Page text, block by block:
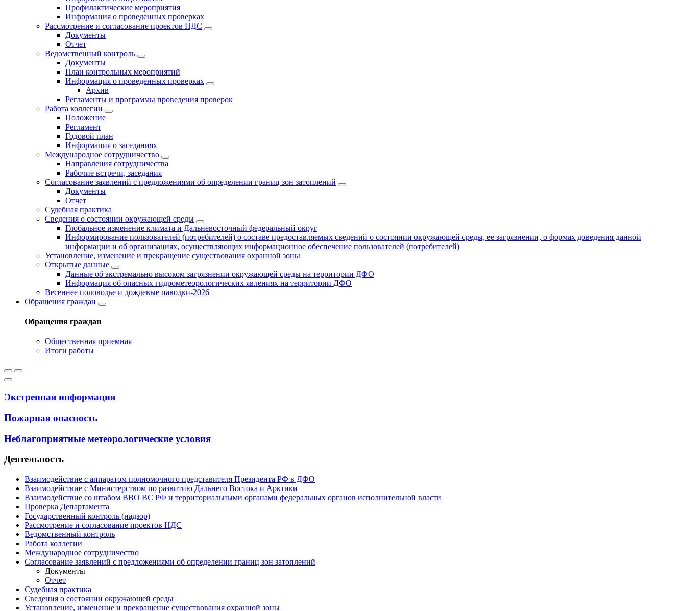
Профилактические мероприятия
Информация о проведенных проверках
Рассмотрение и согласование проектов НДС
Документы
Отчет
Ведомственный контроль
Документы
План контрольных мероприятий
Информация о проведенных проверках
Архив
Регламенты и программы проведения проверок
Работа коллегии
Положение
Регламент
Годовой план
Информация о заседаниях
Международное сотрудничество
Направления сотрудничества
Рабочие встречи, заседания
Согласование заявлений с предложениями об определении границ зон затоплений
Документы
Отчет
Судебная практика
Сведения о состоянии окружающей среды
Глобальное изменение климата и Дальневосточный федеральный округ
Информирование пользователей (потребителей) о составе предоставляемых сведений о состоянии окружающей среды, ее загрязнении, о формах доведения данной
информации и об организациях, осуществляющих информационное обеспечение пользователей (потребителей)
Установление, изменение и прекращение существования охранной зоны
Открытые данные
Данные об экстремально высоком загрязнении окружающей среды на территории ДФО
Информация об опасных гидрометеорологических явлениях на территории ДФО
Весеннее половодье и дождевые паводки-2026
Обращения граждан
Обращения граждан
Общественная приемная
Итоги работы
Экстренная информация
Пожарная опасность
Неблагоприятные метеорологические условия
Деятельность
Взаимодействие с аппаратом полномочного представителя Президента РФ в ДФО
Взаимодействие с Министерством по развитию Дальнего Востока и Арктики
Взаимодействие со штабом ВВО ВС РФ и территориальными органами федеральных органов исполнительной власти
Проверка Департамента
Государственный контроль (надзор)
Рассмотрение и согласование проектов НДС
Ведомственный контроль
Работа коллегии
Международное сотрудничество
Согласование заявлений с предложениями об определении границ зон затоплений
Документы
Отчет
Судебная практика
Сведения о состоянии окружающей среды
Установление, изменение и прекращение существования охранной зоны